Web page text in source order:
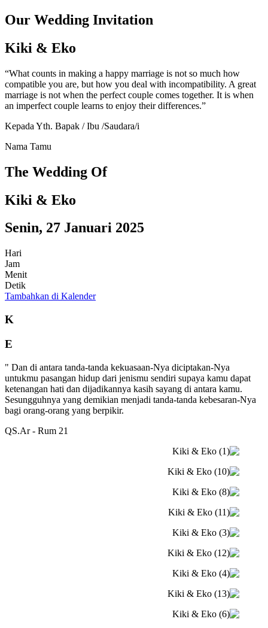
Our Wedding Invitation
Kiki & Eko
“What counts in making a happy marriage is not so much how
compatible you are, but how you deal with incompatibility. A great
marriage is not when the perfect couple comes together. It is when
an imperfect couple learns to enjoy their differences.”
Kepada Yth. Bapak / Ibu /Saudara/i
Nama Tamu
The Wedding Of
Kiki & Eko
Senin, 27 Januari 2025
Hari
Jam
Menit
Detik
Tambahkan di Kalender
K
E
" Dan di antara tanda-tanda kekuasaan-Nya diciptakan-Nya
untukmu pasangan hidup dari jenismu sendiri supaya kamu dapat
ketenangan hati dan dijadikannya kasih sayang di antara kamu.
Sesungguhnya yang demikian menjadi tanda-tanda kebesaran-Nya
bagi orang-orang yang berpikir.
QS.Ar - Rum 21